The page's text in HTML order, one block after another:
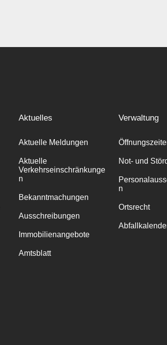
Aktuelles
Aktuelle Meldungen
Aktuelle
Verkehrseinschränkunge
n
Bekanntmachungen
Ausschreibungen
Immobilienangebote
Amtsblatt
Verwaltung
Not- und
n
Ortsrecht